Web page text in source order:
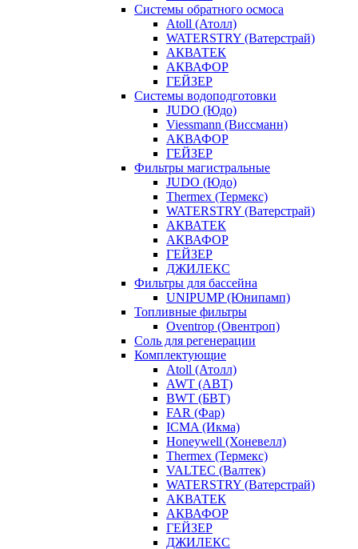
Системы обратного осмоса
Atoll (Атолл)
WATERSTRY (Ватерстрай)
АКВАТЕК
АКВАФОР
ГЕЙЗЕР
Системы водоподготовки
JUDO (Юдо)
Viessmann (Виссманн)
АКВАФОР
ГЕЙЗЕР
Фильтры магистральные
JUDO (Юдо)
Thermex (Термекс)
WATERSTRY (Ватерстрай)
АКВАТЕК
АКВАФОР
ГЕЙЗЕР
ДЖИЛЕКС
Фильтры для бассейна
UNIPUMP (Юнипамп)
Топливные фильтры
Oventrop (Овентроп)
Соль для регенерации
Комплектующие
Atoll (Атолл)
AWT (АВТ)
BWT (БВТ)
FAR (Фар)
ICMA (Икма)
Honeywell (Хоневелл)
Thermex (Термекс)
VALTEC (Валтек)
WATERSTRY (Ватерстрай)
АКВАТЕК
АКВАФОР
ГЕЙЗЕР
ДЖИЛЕКС